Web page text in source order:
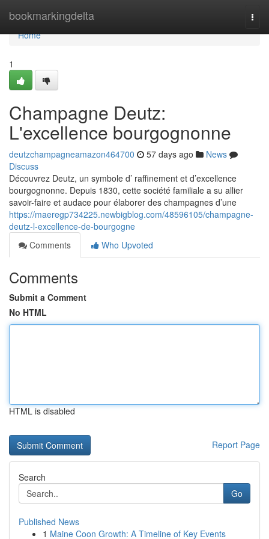
bookmarkingdelta
Home
Home
1
Champagne Deutz:
L'excellence bourgognonne
deutzchampagneamazon464700 57 days ago
News
Discuss
Découvrez Deutz, un symbole d’ raffinement et d’excellence
bourgognonne. Depuis 1830, cette société familiale a su allier
savoir-faire et audace pour élaborer des champagnes d’une
https://maeregp734225.newbigblog.com/48596105/champagne-
deutz-l-excellence-de-bourgogne
Comments
Who Upvoted
Comments
Submit a Comment
No HTML
HTML is disabled
Report Page
Search
Go
Published News
1 Maine Coon Growth: A Timeline of Key Events